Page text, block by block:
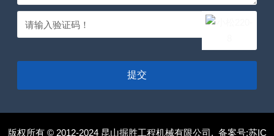
提交
版权所有 © 2012-2024 昆山掘胜工程机械有限公司. 备案号:苏IC